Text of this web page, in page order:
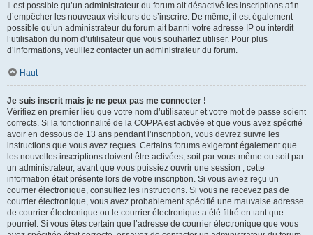
Il est possible qu’un administrateur du forum ait désactivé les inscriptions afin
d’empêcher les nouveaux visiteurs de s’inscrire. De même, il est également
possible qu’un administrateur du forum ait banni votre adresse IP ou interdit
l’utilisation du nom d’utilisateur que vous souhaitez utiliser. Pour plus
d’informations, veuillez contacter un administrateur du forum.
Haut
Je suis inscrit mais je ne peux pas me connecter !
Vérifiez en premier lieu que votre nom d’utilisateur et votre mot de passe soient
corrects. Si la fonctionnalité de la COPPA est activée et que vous avez spécifié
avoir en dessous de 13 ans pendant l’inscription, vous devrez suivre les
instructions que vous avez reçues. Certains forums exigeront également que
les nouvelles inscriptions doivent être activées, soit par vous-même ou soit par
un administrateur, avant que vous puissiez ouvrir une session ; cette
information était présente lors de votre inscription. Si vous aviez reçu un
courrier électronique, consultez les instructions. Si vous ne recevez pas de
courrier électronique, vous avez probablement spécifié une mauvaise adresse
de courrier électronique ou le courrier électronique a été filtré en tant que
pourriel. Si vous êtes certain que l’adresse de courrier électronique que vous